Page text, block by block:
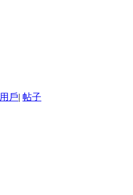
用戶| 帖子